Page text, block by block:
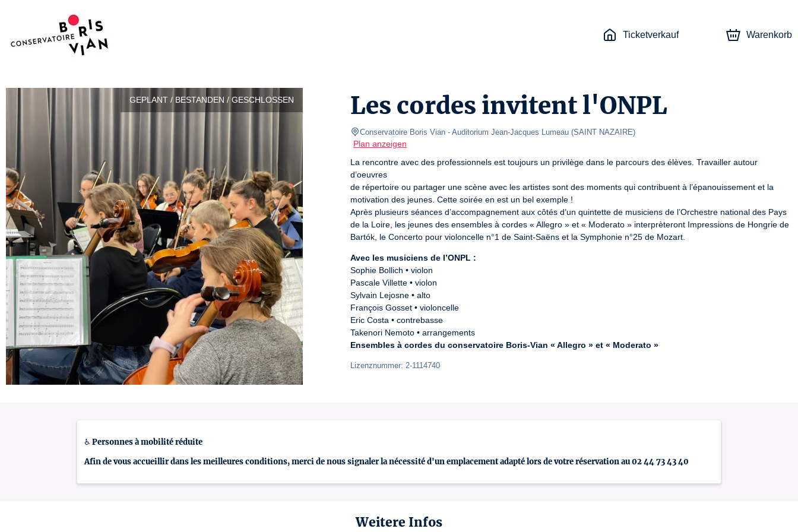
Ticketverkauf Warenkorb
GEPLANT / BESTANDEN / GESCHLOSSEN Les cordes invitent l'ONPL
Conservatoire Boris Vian - Auditorium Jean-Jacques Lumeau (SAINT NAZAIRE)
Plan anzeigen
La rencontre avec des professionnels est toujours un privilège dans le parcours des élèves. Travailler autour
d’oeuvres
de répertoire ou partager une scène avec les artistes sont des moments qui contribuent à l’épanouissement et la
motivation des jeunes. Cette soirée en est un bel exemple !
Après plusieurs séances d’accompagnement aux côtés d’un quintette de musiciens de l’Orchestre national des Pays
de la Loire, les jeunes des ensembles à cordes « Allegro » et « Moderato » interprèteront Impressions de Hongrie de
Bartók, le Concerto pour violoncelle n°1 de Saint-Saëns et la Symphonie n°25 de Mozart.
Avec les musiciens de l’ONPL :
Sophie Bollich • violon
Pascale Villette • violon
Sylvain Lejosne • alto
François Gosset • violoncelle
Eric Costa • contrebasse
Ensembles à cordes du conservatoire Boris-Vian « Allegro » et « Moderato »
Lizenznummer: 2-1114740
♿ Personnes à mobilité réduite
Afin de vous accueillir dans les meilleures conditions, merci de nous signaler la nécessité d'un emplacement adapté lors de votre réservation au 02 44 73 43 40
Weitere Infos